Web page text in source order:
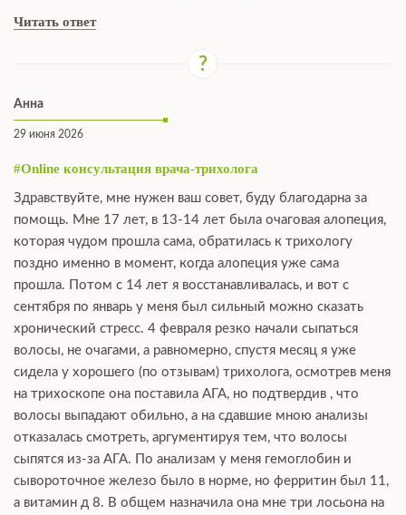
Читать ответ
Анна
29 июня 2026
#Online консультация врача-трихолога
Здравствуйте, мне нужен ваш совет, буду благодарна за
помощь. Мне 17 лет, в 13-14 лет была очаговая алопеция,
которая чудом прошла сама, обратилась к трихологу
поздно именно в момент, когда алопеция уже сама
прошла. Потом с 14 лет я восстанавливалась, и вот с
сентября по январь у меня был сильный можно сказать
хронический стресс. 4 февраля резко начали сыпаться
волосы, не очагами, а равномерно, спустя месяц я уже
сидела у хорошего (по отзывам) трихолога, осмотрев меня
на трихоскопе она поставила АГА, но подтвердив , что
волосы выпадают обильно, а на сдавшие мною анализы
отказалась смотреть, аргументируя тем, что волосы
сыпятся из-за АГА. По анализам у меня гемоглобин и
сывороточное железо было в норме, но ферритин был 11,
а витамин д 8. В общем назначила она мне три лосьона на